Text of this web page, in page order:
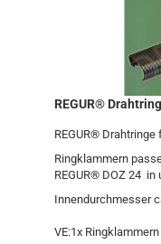
REGUR®
REGUR® Drahtringe
Ringklammern
REGUR® DOZ 24
Innendurchmesser
VE:1x